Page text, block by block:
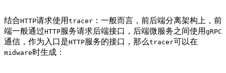
结合HTTP请求使用 tracer ：一般而言，前后端分离架构上，前
端一般通过HTTP服务请求后端接口，后端微服务之间使用 gRPC
通信，作为入口是HTTP服务的接口，那么tracer可以在
midware时生成：